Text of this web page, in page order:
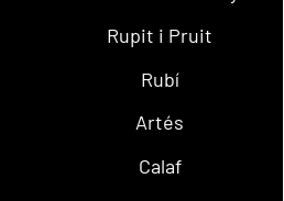
Rupit i Pruit
Rubí
Artés
Calaf